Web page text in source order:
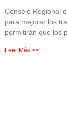
Consejo Regional
para mejorar los
permitirán que los
Leer Más >>